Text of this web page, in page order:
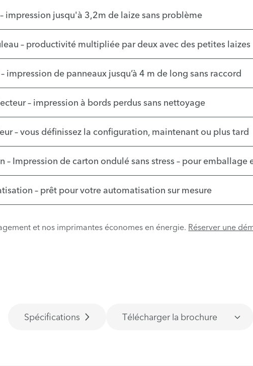
impression jusqu'à 3,2m de laize sans problème
– productivité multipliée par deux avec des petites laizes
impression de panneaux jusqu’à 4 m de long sans raccord
– impression à bords perdus sans nettoyage
– vous définissez la configuration, maintenant ou plus tard
– Impression de carton ondulé sans stress – pour emballage
– prêt pour votre automatisation sur mesure
et nos imprimantes économes en énergie. Réserver une
Spécifications Télécharger la brochure